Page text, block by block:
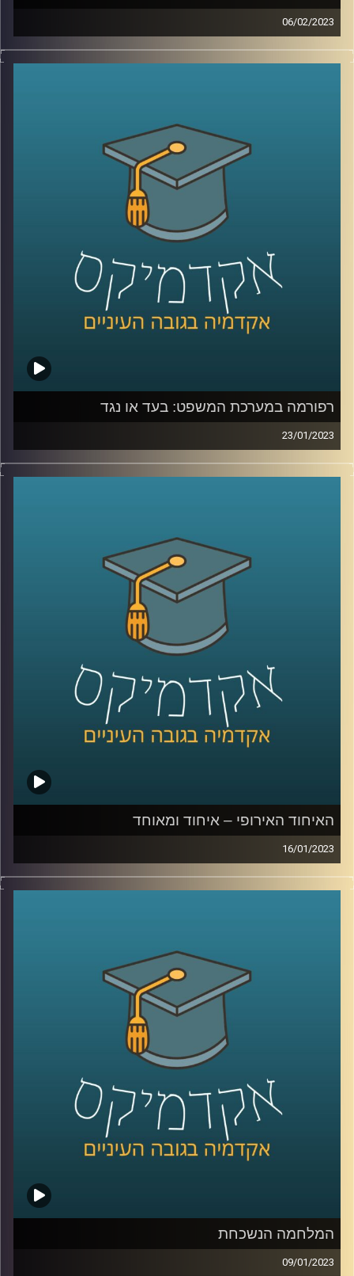
06/02/2023
בשנים האחרונות המשפט הבינלאומי הפך לזירת לאחד ממוקדי
המאבק המרכזיים של מדינת ישראל. כדי להבין טוב יותר את
AudioVersity
רפורמה במערכת המשפט: בעד או נגד
23/01/2023
בשבועות האחרונים מקדמת הממשלה רפורמה במערכת
המשפט. כתוצאה מכך, הרוחות במדינה סוערות. פרופסור יניב
AudioVersity
האיחוד האירופי – איחוד ומאוחד
16/01/2023
בשנים האחרונות עומד האיחוד האירופי בפנים אתגרים שונים.
גל מהגרים, מגיפת הקורונה וכיום המלחמה באוקראינה. בפרק
AudioVersity
המלחמה הנשכחת
09/01/2023